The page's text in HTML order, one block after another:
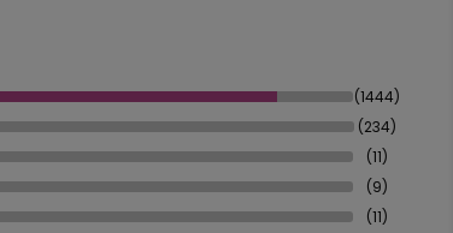
(1444)
(234)
(11)
(9)
(11)